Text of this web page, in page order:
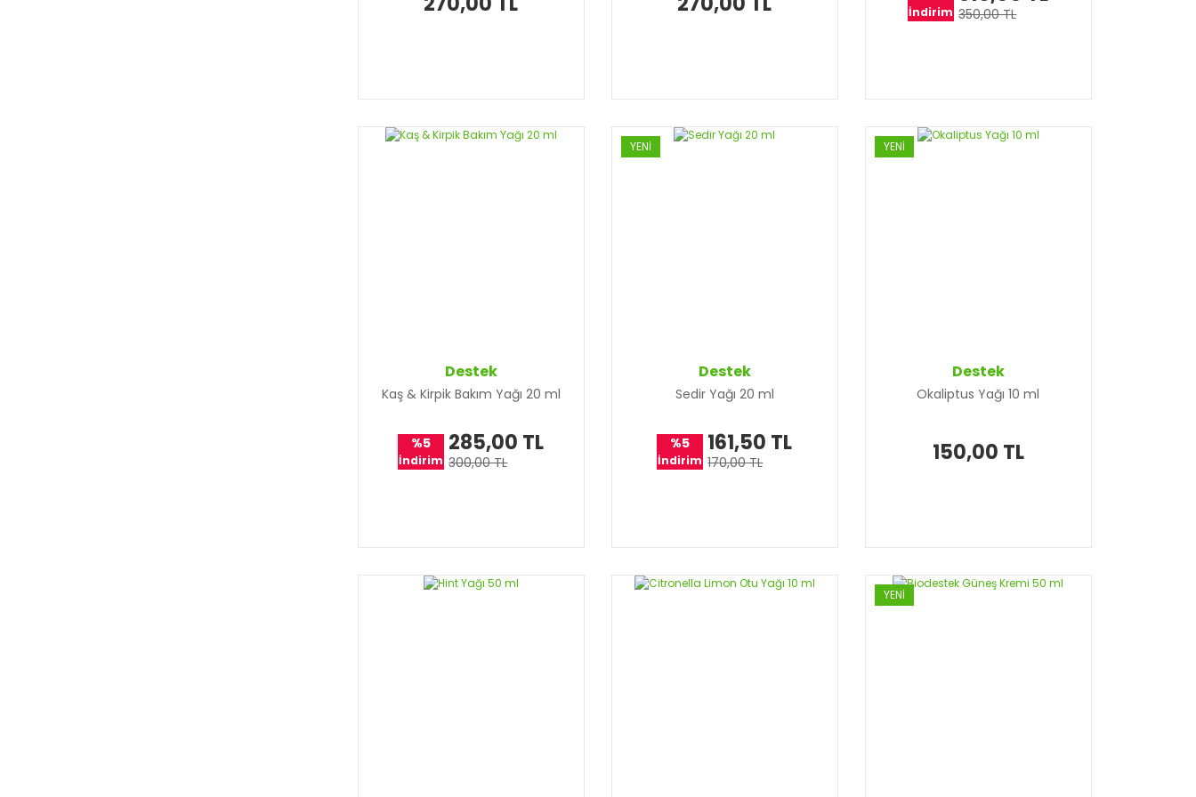
İndirim 350,00 TL
Destek
Kaş & Kirpik Bakım Yağı 20 ml
%5
İndirim
285,00 TL
300,00 TL
YENİ
Destek
Sedir Yağı 20 ml
%5
İndirim
161,50 TL
170,00 TL
YENİ
Destek
Okaliptus Yağı 10 ml
150,00 TL
YENİ